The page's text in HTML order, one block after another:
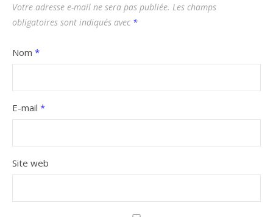
Votre adresse e-mail ne sera pas publiée. Les champs
obligatoires sont indiqués avec *
Nom *
E-mail *
Site web